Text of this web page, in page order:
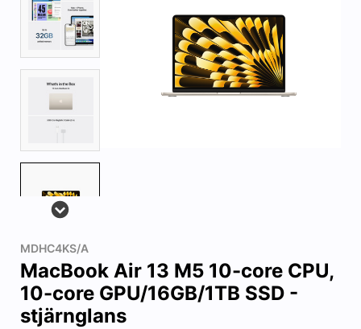
MDHC4KS/A
MacBook Air 13 M5 10-core CPU,
10-core GPU/16GB/1TB SSD -
stjärnglans